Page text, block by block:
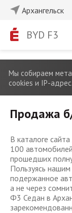
Архангельск
BYD F3
Мы собираем
cookies и IP-адрес.
Продажа
В каталоге
100
прошедших
Пользуясь
подержанное
а не через
Ф3 Седан в